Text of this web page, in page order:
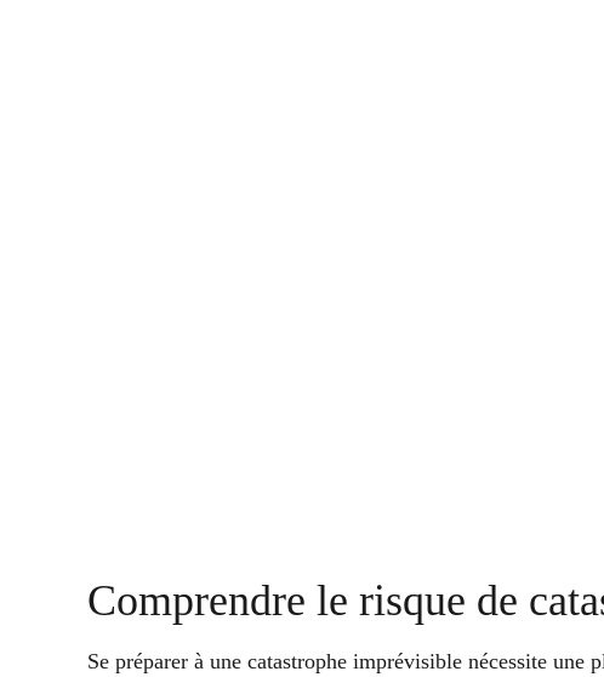
Comprendre le risque de
Se préparer à une catastrophe imprévisible nécessite